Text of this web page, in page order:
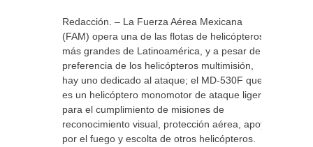
Redacción. – La Fuerza Aérea Mexicana
(FAM) opera una de las flotas de helicópteros
más grandes de Latinoamérica, y a pesar de la
preferencia de los helicópteros multimisión,
hay uno dedicado al ataque; el MD-530F que
es un helicóptero monomotor de ataque ligero
para el cumplimiento de misiones de
reconocimiento visual, protección aérea, apoyo
por el fuego y escolta de otros helicópteros.